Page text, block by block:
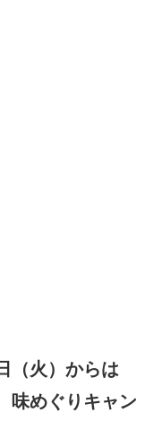
（火）からは
めぐりキャン